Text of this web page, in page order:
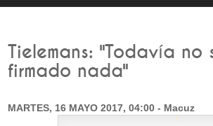
Tielemans: "Todavía no
firmado nada"
MARTES, 16 MAYO 2017, 04:00 - Macuz